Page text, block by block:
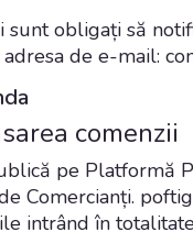
sunt obligați să
de e-mail:
comenzii
pe Platformă
Comercianți.
intrând în